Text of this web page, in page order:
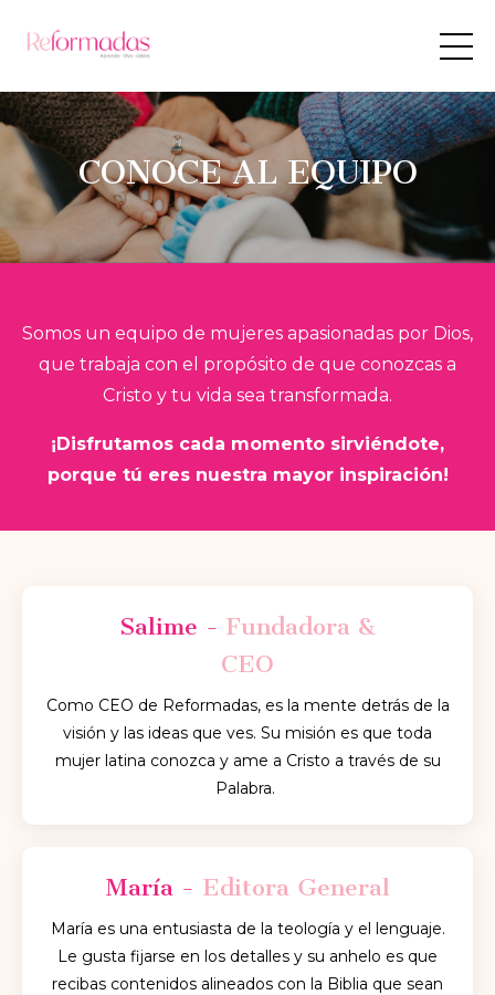
CONOCE AL EQUIPO
Somos un equipo de mujeres apasionadas por Dios,
que trabaja con el propósito de que conozcas a
Cristo y tu vida sea transformada.
¡Disfrutamos cada momento sirviéndote,
porque tú eres nuestra mayor inspiración!
Salime - Fundadora &
CEO
Como CEO de Reformadas, es la mente detrás de la
visión y las ideas que ves. Su misión es que toda
mujer latina conozca y ame a Cristo a través de su
Palabra.
María - Editora General
María es una entusiasta de la teología y el lenguaje.
Le gusta fijarse en los detalles y su anhelo es que
recibas contenidos alineados con la Biblia que sean